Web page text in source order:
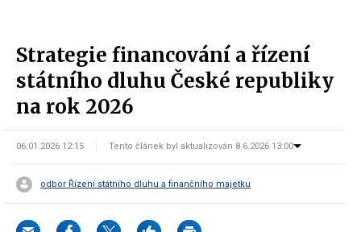
Strategie financování a řízení
státního dluhu České republiky
na rok 2026
06.01.2026 12:15 Tento článek byl aktualizován 8.6.2026 13:00
odbor Řízení státního dluhu a finančního majetku